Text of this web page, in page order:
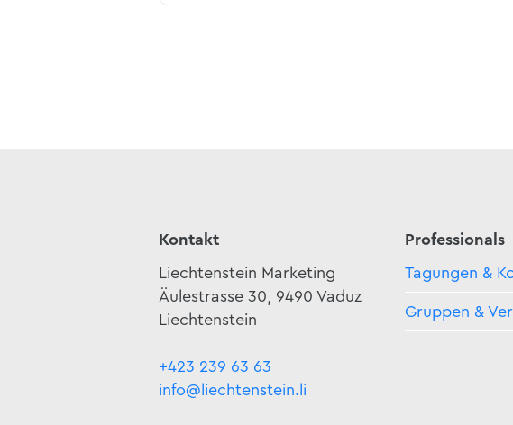
Kontakt
Liechtenstein Marketing
Äulestrasse 30, 9490 Vaduz
Liechtenstein
+423 239 63 63
info@liechtenstein.li
Professionals
Tagungen &
Gruppen &